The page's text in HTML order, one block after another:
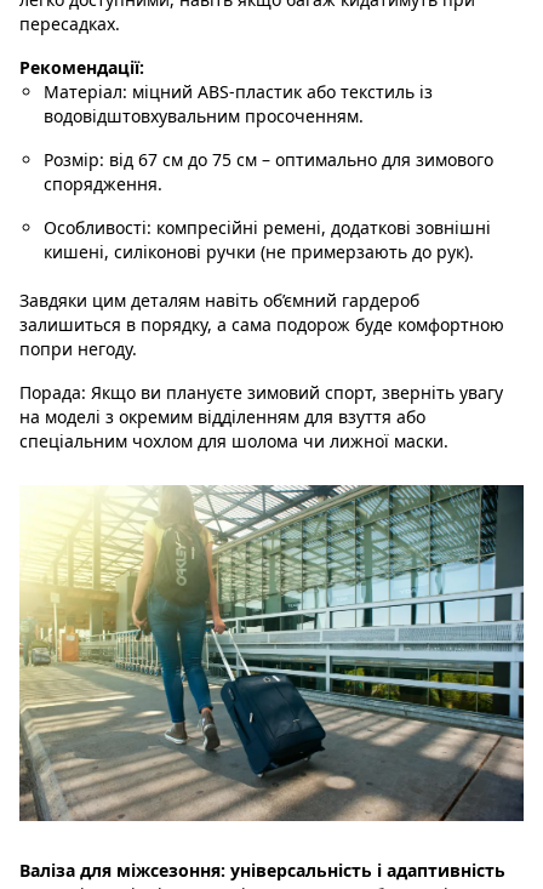
пересадках.
Рекомендації:
Матеріал: міцний ABS-пластик або текстиль із
водовідштовхувальним просоченням.
Розмір: від 67 см до 75 см – оптимально для зимового
спорядження.
Особливості: компресійні ремені, додаткові зовнішні
кишені, силіконові ручки (не примерзають до рук).
Завдяки цим деталям навіть об’ємний гардероб
залишиться в порядку, а сама подорож буде комфортною
попри негоду.
Порада: Якщо ви плануєте зимовий спорт, зверніть увагу
на моделі з окремим відділенням для взуття або
спеціальним чохлом для шолома чи лижної маски.
Валіза для міжсезоння: універсальність і адаптивність